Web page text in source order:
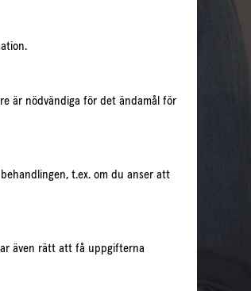
är nödvändiga för det ändamål för
t.ex. om du anser att
även rätt att få uppgifterna